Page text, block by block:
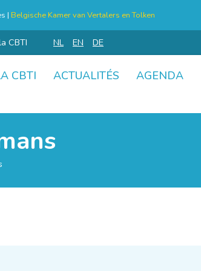
| Belgische Kamer van Vertalers en Tolken
CBTI NL EN DE
CBTI ACTUALITÉS AGENDA